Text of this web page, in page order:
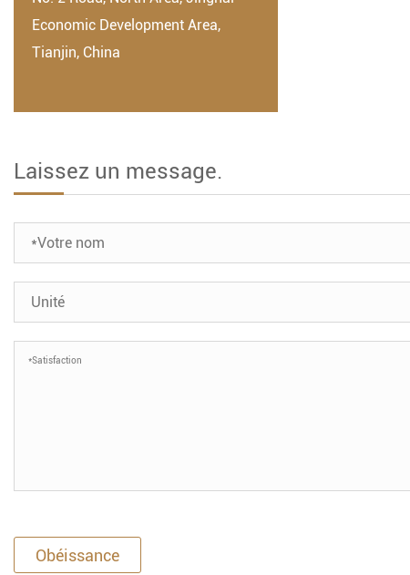
Economic Development Area,
Tianjin, China
Laissez un message.
Obéissance